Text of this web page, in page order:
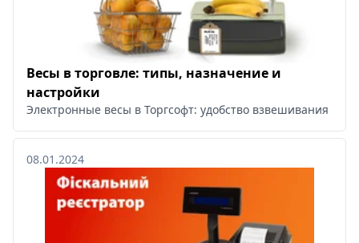
Весы в торговле: типы, назначение и
настройки
Электронные весы в Торгсофт: удобство взвешивания и
08.01.2024